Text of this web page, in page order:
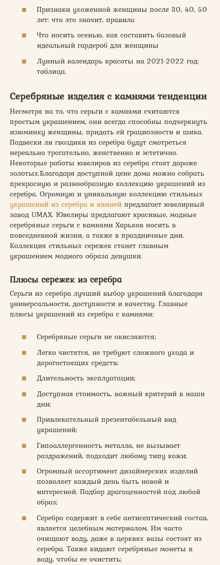
Признаки ухоженной женщины после 30, 40, 50
лет: что это значит, правила
Что носить осенью, как составить базовый
идеальный гардероб для женщины
Лунный календарь красоты на 2021-2022 год:
таблица.
Серебряные изделия с камнями тенденции
Несмотря на то, что серьги с камнями считаются
простым украшением, они всегда способны подчеркнуть
изюминку женщины, придать ей грациозности и шика.
Подвески ли гвоздики из серебра будут смотреться
нереально трогательно, женственно и эстетично.
Некоторые работы ювелиров из серебра стоят дороже
золотых.Благодаря доступной цене дома можно собрать
прекрасную и разнообразную коллекцию украшений из
серебра. Огромную и уникальную коллекцию стильных
украшений из серебра и камней предлагает ювелирный
завод UMAX. Ювелиры предлагают красивые, модные
серебряные серьги с камнями Харьков носить в
повседневной жизни, а также в праздничные дни.
Коллекция стильных сережек станет главным
украшением модного образа девушки.
Плюсы сережек из серебра
Серьги из серебра лучший выбор украшений благодаря
универсальности, доступности и качеству. Главные
плюсы украшений из серебра с камнями:
Серебряные серьги не окисляются;
Легко чистятся, не требуют сложного ухода и
дорогостоящих средств;
Длительность эксплуатации;
Доступная стоимость, важный критерий в наши
дни;
Привлекательный презентабельный вид
украшений;
Гипоаллергенность металла, не вызывает
раздражений, подходит любому типу кожи;
Огромный ассортимент дизайнерских изделий
позволяет каждый день быть новой и
интересной. Подбор драгоценностей под любой
образ;
Серебро содержит в себе антисептический состав,
является целебным материалом. Им часто
очищают воду, даже в церквях вазы состоят из
серебра. Также кидают серебряные монеты в
воду, чтобы ее очистить;